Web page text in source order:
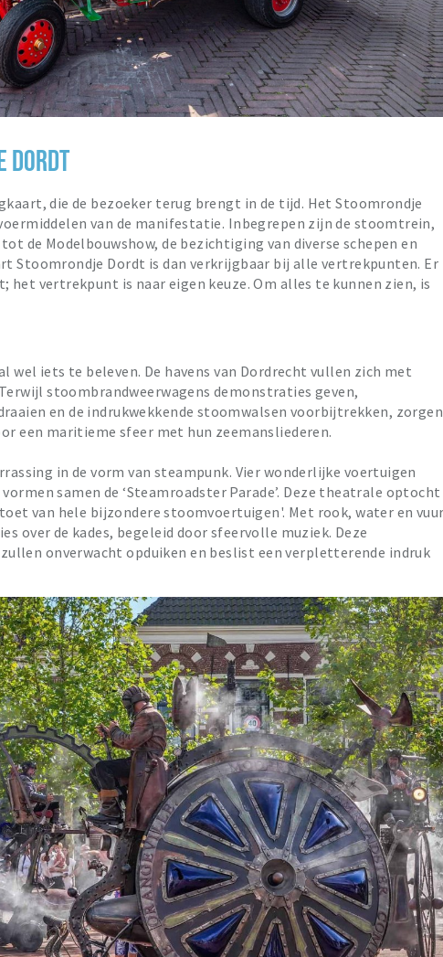
DORDT
die de bezoeker terug brengt in de tijd. Het Stoomrondje
van de manifestatie. Inbegrepen zijn de stoomtrein,
de Modelbouwshow, de bezichtiging van diverse schepen en
Stoomrondje Dordt is dan verkrijgbaar bij alle vertrekpunten. Er
het vertrekpunt is naar eigen keuze. Om alles te kunnen zien, is
wel iets te beleven. De havens van Dordrecht vullen zich met
stoombrandweerwagens demonstraties geven,
en de indrukwekkende stoomwalsen voorbijtrekken, zorgen
een maritieme sfeer met hun zeemansliederen.
in de vorm van steampunk. Vier wonderlijke voertuigen
samen de ‘Steamroadster Parade’. Deze theatrale optocht
van hele bijzondere stoomvoertuigen'. Met rook, water en
over de kades, begeleid door sfeervolle muziek. Deze
onverwacht opduiken en beslist een verpletterende indruk